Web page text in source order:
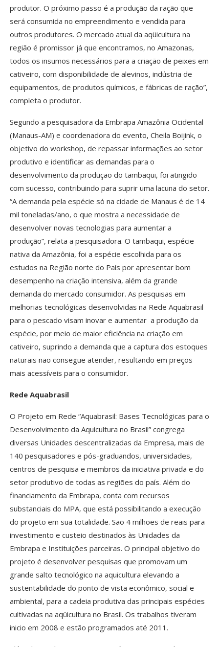
produtor. O próximo passo é a produção da ração que
será consumida no empreendimento e vendida para
outros produtores. O mercado atual da aqüicultura na
região é promissor já que encontramos, no Amazonas,
todos os insumos necessários para a criação de peixes em
cativeiro, com disponibilidade de alevinos, indústria de
equipamentos, de produtos químicos, e fábricas de ração”,
completa o produtor.
Segundo a pesquisadora da Embrapa Amazônia Ocidental
(Manaus-AM) e coordenadora do evento, Cheila Boijink, o
objetivo do workshop, de repassar informações ao setor
produtivo e identificar as demandas para o
desenvolvimento da produção do tambaqui, foi atingido
com sucesso, contribuindo para suprir uma lacuna do setor.
“A demanda pela espécie só na cidade de Manaus é de 14
mil toneladas/ano, o que mostra a necessidade de
desenvolver novas tecnologias para aumentar a
produção”, relata a pesquisadora. O tambaqui, espécie
nativa da Amazônia, foi a espécie escolhida para os
estudos na Região norte do País por apresentar bom
desempenho na criação intensiva, além da grande
demanda do mercado consumidor. As pesquisas em
melhorias tecnológicas desenvolvidas na Rede Aquabrasil
para o pescado visam inovar e aumentar a produção da
espécie, por meio de maior eficiência na criação em
cativeiro, suprindo a demanda que a captura dos estoques
naturais não consegue atender, resultando em preços
mais acessíveis para o consumidor.
Rede Aquabrasil
O Projeto em Rede “Aquabrasil: Bases Tecnológicas para o
Desenvolvimento da Aquicultura no Brasil” congrega
diversas Unidades descentralizadas da Empresa, mais de
140 pesquisadores e pós-graduandos, universidades,
centros de pesquisa e membros da iniciativa privada e do
setor produtivo de todas as regiões do país. Além do
financiamento da Embrapa, conta com recursos
substanciais do MPA, que está possibilitando a execução
do projeto em sua totalidade. São 4 milhões de reais para
investimento e custeio destinados às Unidades da
Embrapa e Instituições parceiras. O principal objetivo do
projeto é desenvolver pesquisas que promovam um
grande salto tecnológico na aquicultura elevando a
sustentabilidade do ponto de vista econômico, social e
ambiental, para a cadeia produtiva das principais espécies
cultivadas na aqüicultura no Brasil. Os trabalhos tiveram
inicio em 2008 e estão programados até 2011.